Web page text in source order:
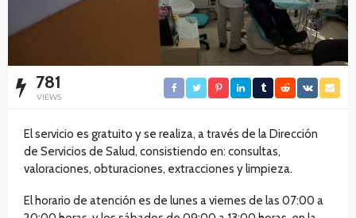
781
VIEWS
El servicio es gratuito y se realiza, a través de la Dirección
de Servicios de Salud, consistiendo en: consultas,
valoraciones, obturaciones, extracciones y limpieza.
El horario de atención es de lunes a viernes de las 07:00 a